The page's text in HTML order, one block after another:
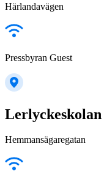
Härlandavägen
Pressbyran Guest
Lerlyckeskolan
Hemmansägaregatan